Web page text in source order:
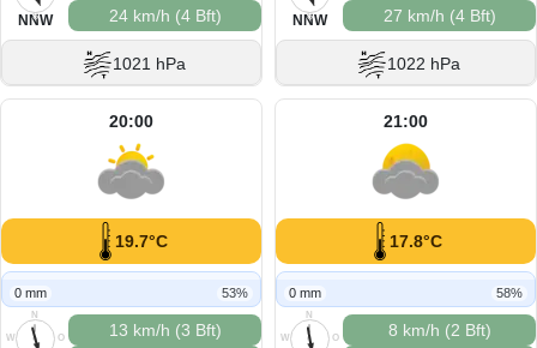
S
NNW
24 km/h (4 Bft)
1021 hPa
S
NNW
27 km/h (4 Bft)
1022 hPa
20:00
19.7°C
0 mm 53%
N
O
W
13 km/h (3 Bft)
21:00
17.8°C
0 mm 58%
N
O
W
8 km/h (2 Bft)